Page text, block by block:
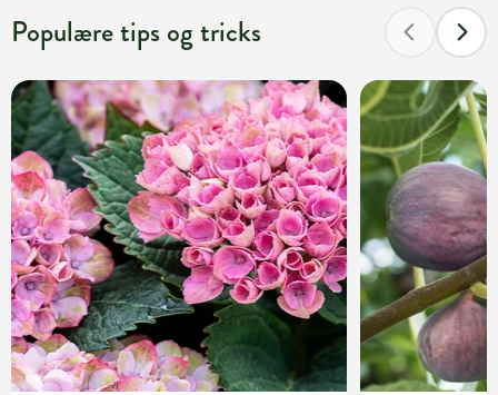
Populære tips og tricks